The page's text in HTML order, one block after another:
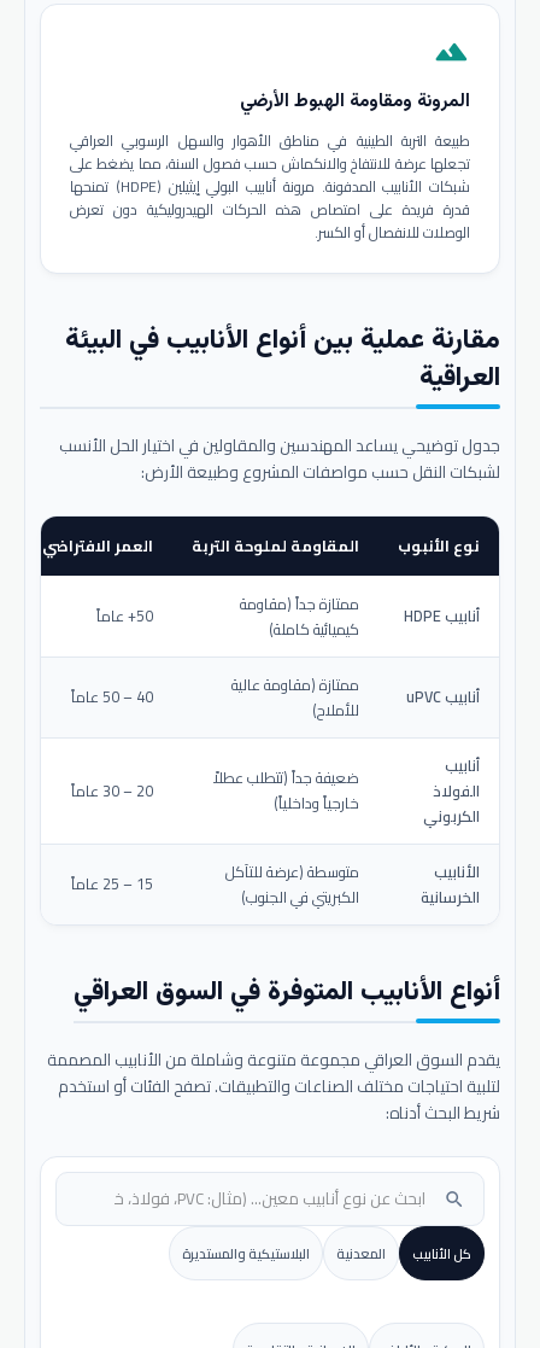
terrain
المرونة ومقاومة الهبوط الأرضي
طبيعة التربة الطينية في مناطق الأهوار والسهل الرسوبي العراقي
تجعلها عرضة للانتفاخ والانكماش حسب فصول السنة، مما يضغط على
شبكات الأنابيب المدفونة. مرونة أنابيب البولي إيثيلين (HDPE) تمنحها
قدرة فريدة على امتصاص هذه الحركات الهيدروليكية دون تعرض
الوصلات للانفصال أو الكسر.
مقارنة عملية بين أنواع الأنابيب في البيئة
العراقية
جدول توضيحي يساعد المهندسين والمقاولين في اختيار الحل الأنسب
لشبكات النقل حسب مواصفات المشروع وطبيعة الأرض:
نوع الأنبوب المقاومة لملوحة التربة العمر الافتراضي
أنابيب HDPE
ممتازة جداً (مقاومة
كيميائية كاملة)
50+ عاماً
أنابيب uPVC
ممتازة (مقاومة عالية
للأملاح)
40 – 50 عاماً
أنابيب
الفولاذ
الكربوني
ضعيفة جداً (تتطلب عطلاً
خارجياً وداخلياً)
20 – 30 عاماً
الأنابيب
الخرسانية
متوسطة (عرضة للتآكل
الكبريتي في الجنوب)
15 – 25 عاماً
أنواع الأنابيب المتوفرة في السوق العراقي
يقدم السوق العراقي مجموعة متنوعة وشاملة من الأنابيب المصممة
لتلبية احتياجات مختلف الصناعات والتطبيقات. تصفح الفئات أو استخدم
شريط البحث أدناه:
search
كل الأنابيب المعدنية البلاستيكية والمستديرة